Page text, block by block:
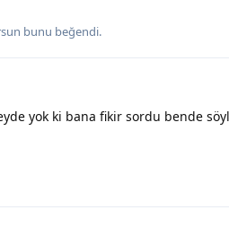
bunu beğendi.
yok ki bana fikir sordu bende